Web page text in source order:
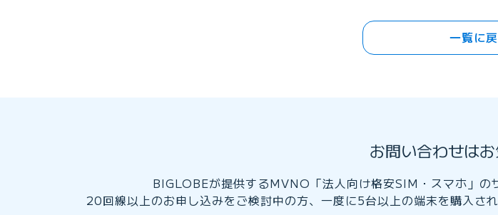
一覧に
お問い合わせは
BIGLOBEが提供するMVNO「法人向け格安SIM・スマホ」の
20回線以上のお申し込みをご検討中の方、一度に5台以上の端末を購入さ